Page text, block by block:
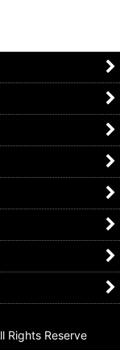
Rights Reserve